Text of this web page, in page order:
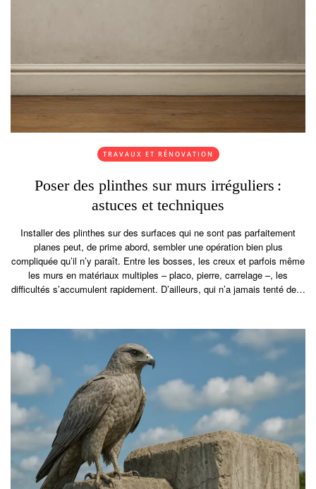
TRAVAUX ET RÉNOVATION
Poser des plinthes sur murs irréguliers :
astuces et techniques
Installer des plinthes sur des surfaces qui ne sont pas parfaitement
planes peut, de prime abord, sembler une opération bien plus
compliquée qu’il n’y paraît. Entre les bosses, les creux et parfois même
les murs en matériaux multiples – placo, pierre, carrelage –, les
difficultés s’accumulent rapidement. D’ailleurs, qui n’a jamais tenté de…